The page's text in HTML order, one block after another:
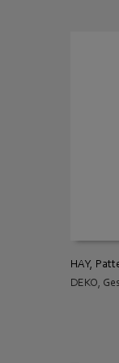
IN DEN
HAY,
DEKO,